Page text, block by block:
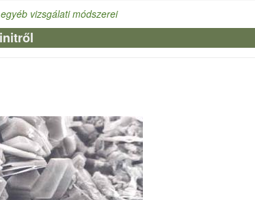
vizsgálati módszerei